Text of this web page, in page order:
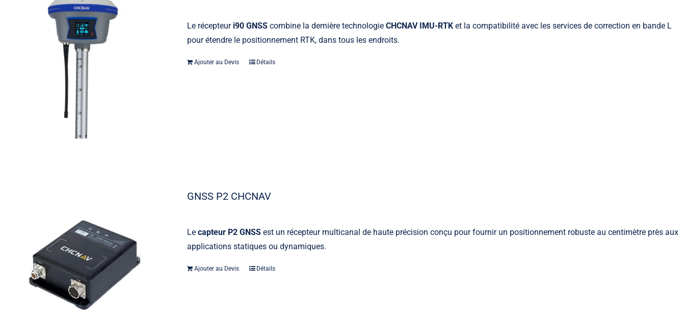
Machine contrôle Laser
Le récepteur i90 GNSScombine la dernière technologieCHCNAV IMU-RTK et la compatibilité avec les services de correction en bande L
pour étendre le positionnement RTK, dans tous les endroits.
Ajouter au Devis Détails
GNSS P2 CHCNAV
Lecapteur P2 GNSS est un récepteur multicanal de haute précision conçu pour fournir un positionnement robuste au centimètre près aux
applications statiques ou dynamiques.
Ajouter au Devis Détails